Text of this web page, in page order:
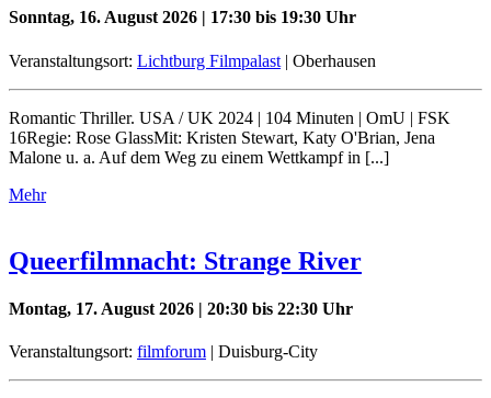
Sonntag, 16. August 2026 | 17:30 bis 19:30 Uhr
Veranstaltungsort: Lichtburg Filmpalast | Oberhausen
Romantic Thriller. USA / UK 2024 | 104 Minuten | OmU | FSK
16Regie: Rose GlassMit: Kristen Stewart, Katy O'Brian, Jena
Malone u. a. Auf dem Weg zu einem Wettkampf in [...]
Mehr
Queerfilmnacht: Strange River
Montag, 17. August 2026 | 20:30 bis 22:30 Uhr
Veranstaltungsort: filmforum | Duisburg-City